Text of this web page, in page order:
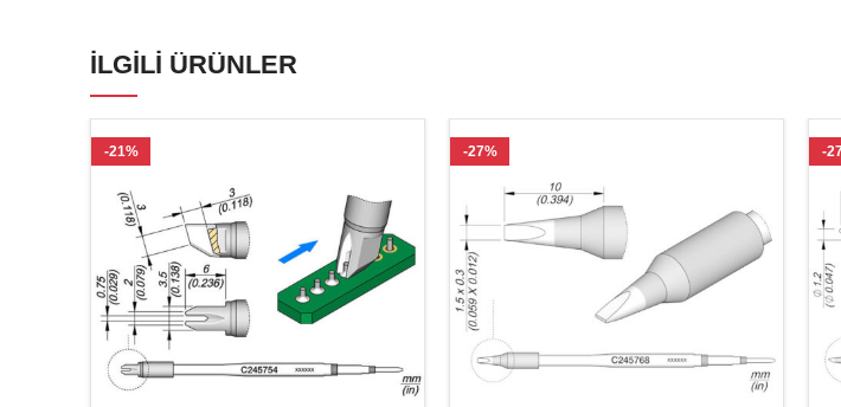
İLGILI ÜRÜNLER
-21% -27% -